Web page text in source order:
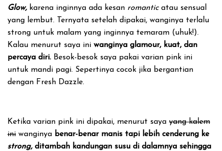
Glow,karena inginnya ada kesan romanticatau sensual
yang lembut. Ternyata setelah dipakai, wanginya terlalu
strong untuk malam yang inginnya temaram (uhuk!).
Kalau menurut saya ini wanginya glamour, kuat, dan
percaya diri. Besok-besok saya pakai varian pink ini
untuk mandi pagi. Sepertinya cocok jika bergantian
dengan Fresh Dazzle.
Ketika varian pink ini dipakai, menurut saya yang kalem
ini wanginya benar-benar manis tapi lebih cenderung ke
strong, ditambah kandungan susu di dalamnya sehingga